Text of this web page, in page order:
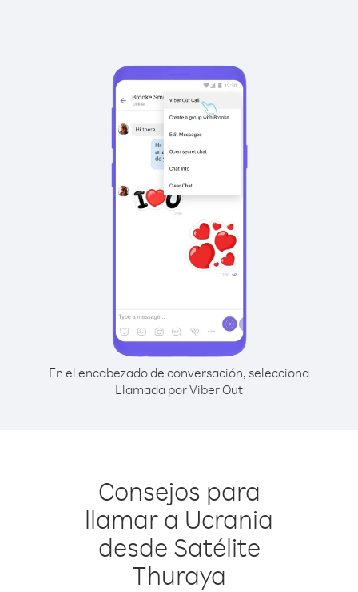
En el encabezado de conversación, selecciona
Llamada por Viber Out
Consejos para
llamar a Ucrania
desde Satélite
Thuraya